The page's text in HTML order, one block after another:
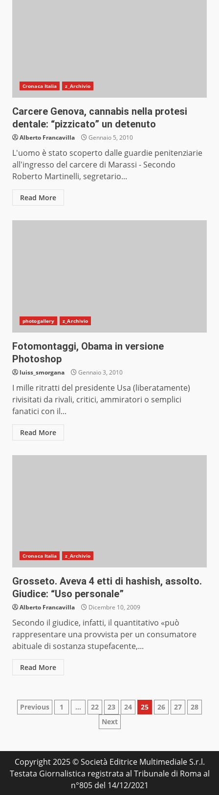
Cronaca Italia z_Archivio
Carcere Genova, cannabis nella protesi
dentale: “pizzicato” un detenuto
Alberto Francavilla Gennaio 5, 2010
L'uomo è stato scoperto dalle guardie penitenziarie
all'ingresso del carcere di Marassi - Secondo
Roberto Martinelli, segretario...
Read More
photogallery z_Archivio
Fotomontaggi, Obama in versione
Photoshop
luiss_smorgana Gennaio 3, 2010
I mille ritratti del presidente Usa (liberatamente)
rivisitati da rivali, critici, ammiratori o semplici
fanatici con il...
Read More
Cronaca Italia z_Archivio
Grosseto. Aveva 4 etti di hashish, assolto.
Giudice: “Uso personale”
Alberto Francavilla Dicembre 10, 2009
Secondo il giudice, infatti, il quantitativo «può
rappresentare una provvista per un consumatore
abituale di sostanza stupefacente,...
Read More
Paginazione
articoli
Previous 1 … 22 23 24 25 26 27
28
Next
Copyright 2025 © Società Editrice Multimediale S.r.l.
Testata Giornalistica registrata al Tribunale di Roma al
n°805 del 14/12/2021